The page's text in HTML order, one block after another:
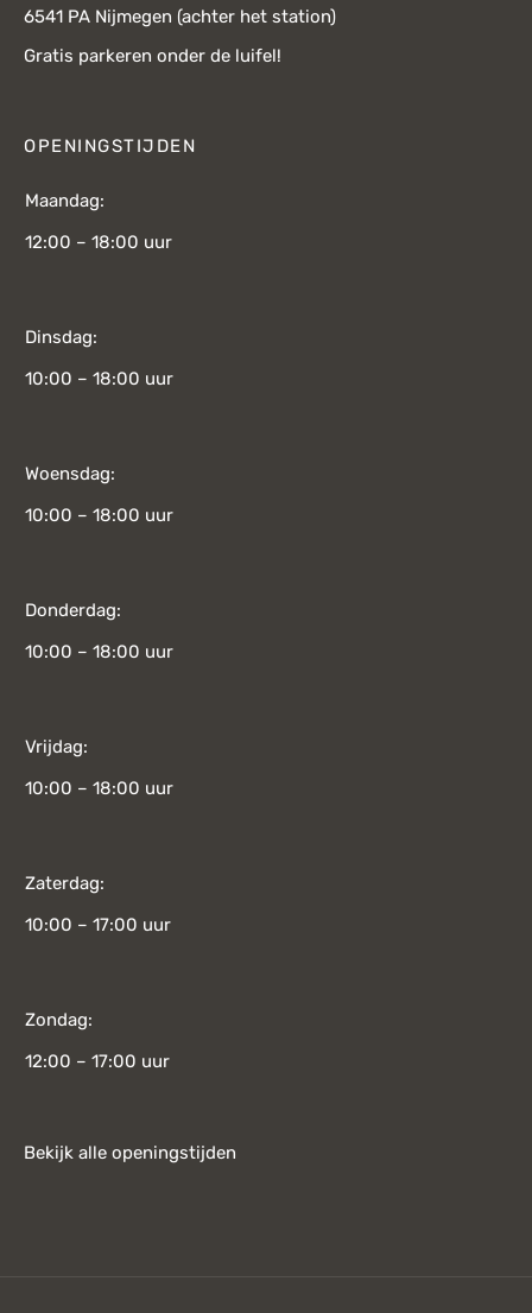
6541 PA Nijmegen (achter het station)
Gratis parkeren onder de luifel!
OPENINGSTIJDEN
Maandag:
12:00 – 18:00 uur
Dinsdag:
10:00 – 18:00 uur
Woensdag:
10:00 – 18:00 uur
Donderdag:
10:00 – 18:00 uur
Vrijdag:
10:00 – 18:00 uur
Zaterdag:
10:00 – 17:00 uur
Zondag:
12:00 – 17:00 uur
Bekijk alle openingstijden